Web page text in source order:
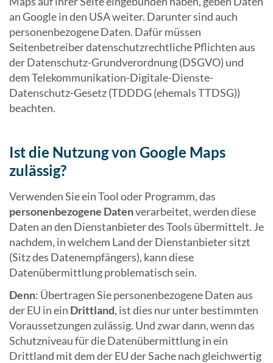
an Google in den USA weiter. Darunter sind auch
personenbezogene Daten. Dafür müssen
Seitenbetreiber datenschutzrechtliche Pflichten aus
der Datenschutz-Grundverordnung (DSGVO) und
dem Telekommunikation-Digitale-Dienste-
Datenschutz-Gesetz (TDDDG (ehemals TTDSG))
beachten.
Ist die Nutzung von Google Maps
zulässig?
Verwenden Sie ein Tool oder Programm, das
personenbezogene Datenverarbeitet, werden diese
Daten an den Dienstanbieter des Tools übermittelt. Je
nachdem, in welchem Land der Dienstanbieter sitzt
(Sitz des Datenempfängers), kann diese
Datenübermittlung problematisch sein.
Denn: Übertragen Sie personenbezogene Daten aus
der EU in ein Drittland, ist dies nur unter bestimmten
Voraussetzungen zulässig. Und zwar dann, wenn das
Schutzniveau für die Datenübermittlung in ein
Drittland mit dem der EU der Sache nach gleichwertig